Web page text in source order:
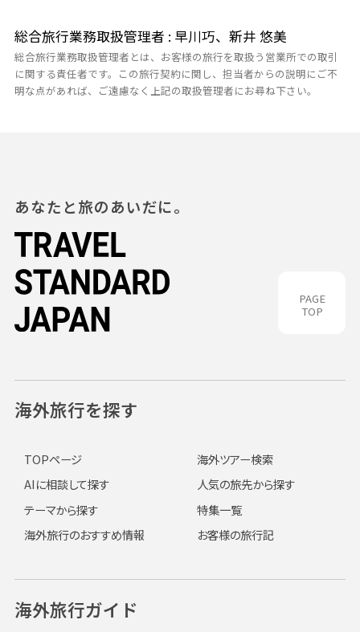
総合旅行業務取扱管理者 : 早川巧、新井 悠美
総合旅行業務取扱管理者とは、お客様の旅行を取扱う営業所での取引
に関する責任者です。この旅行契約に関し、担当者からの説明にご不
明な点があれば、ご遠慮なく上記の取扱管理者にお尋ね下さい。
PAGE
TOP
あなたと旅のあいだに。
海外旅行を探す
TOPページ
海外ツアー検索
AIに相談して探す
人気の旅先から探す
テーマから探す
特集一覧
海外旅行のおすすめ情報
お客様の旅行記
海外旅行ガイド